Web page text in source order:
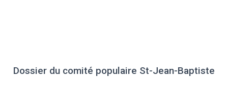
Dossier du comité populaire St-Jean-Baptiste